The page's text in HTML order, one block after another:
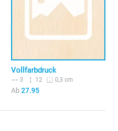
Vollfarbdruck
3 12 0,3 cm
Ab 27.95